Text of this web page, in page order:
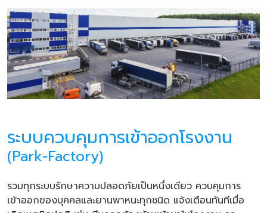
ระบบควบคุมการเข้าออกโรงงาน
(Park-Factory)
รวมทุกระบบรักษาความปลอดภัยเป็นหนึ่งเดียว ควบคุมการ
เข้าออกของบุคคลและยานพาหนะทุกชนิด แจ้งเตือนทันทีเมื่อ